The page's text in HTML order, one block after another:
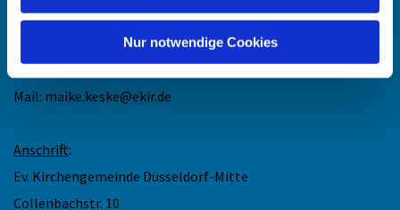
Nur notwendige Cookies
Maike Keske
Telefon: +49211-948 27 40
(telefonische Sprechzeit: Mo und Do 11.30 - 13 Uhr)
Mail: maike.keske@ekir.de
Anschrift:
Ev. Kirchengemeinde Düsseldorf-Mitte
Collenbachstr. 10